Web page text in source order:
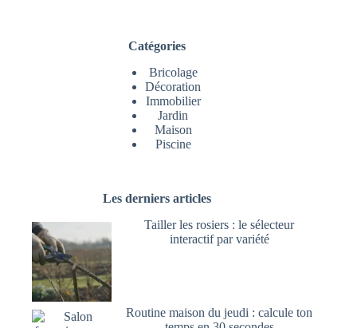
Catégories
Bricolage
Décoration
Immobilier
Jardin
Maison
Piscine
Les derniers articles
Tailler les rosiers : le sélecteur
interactif par variété
Routine maison du jeudi : calcule ton